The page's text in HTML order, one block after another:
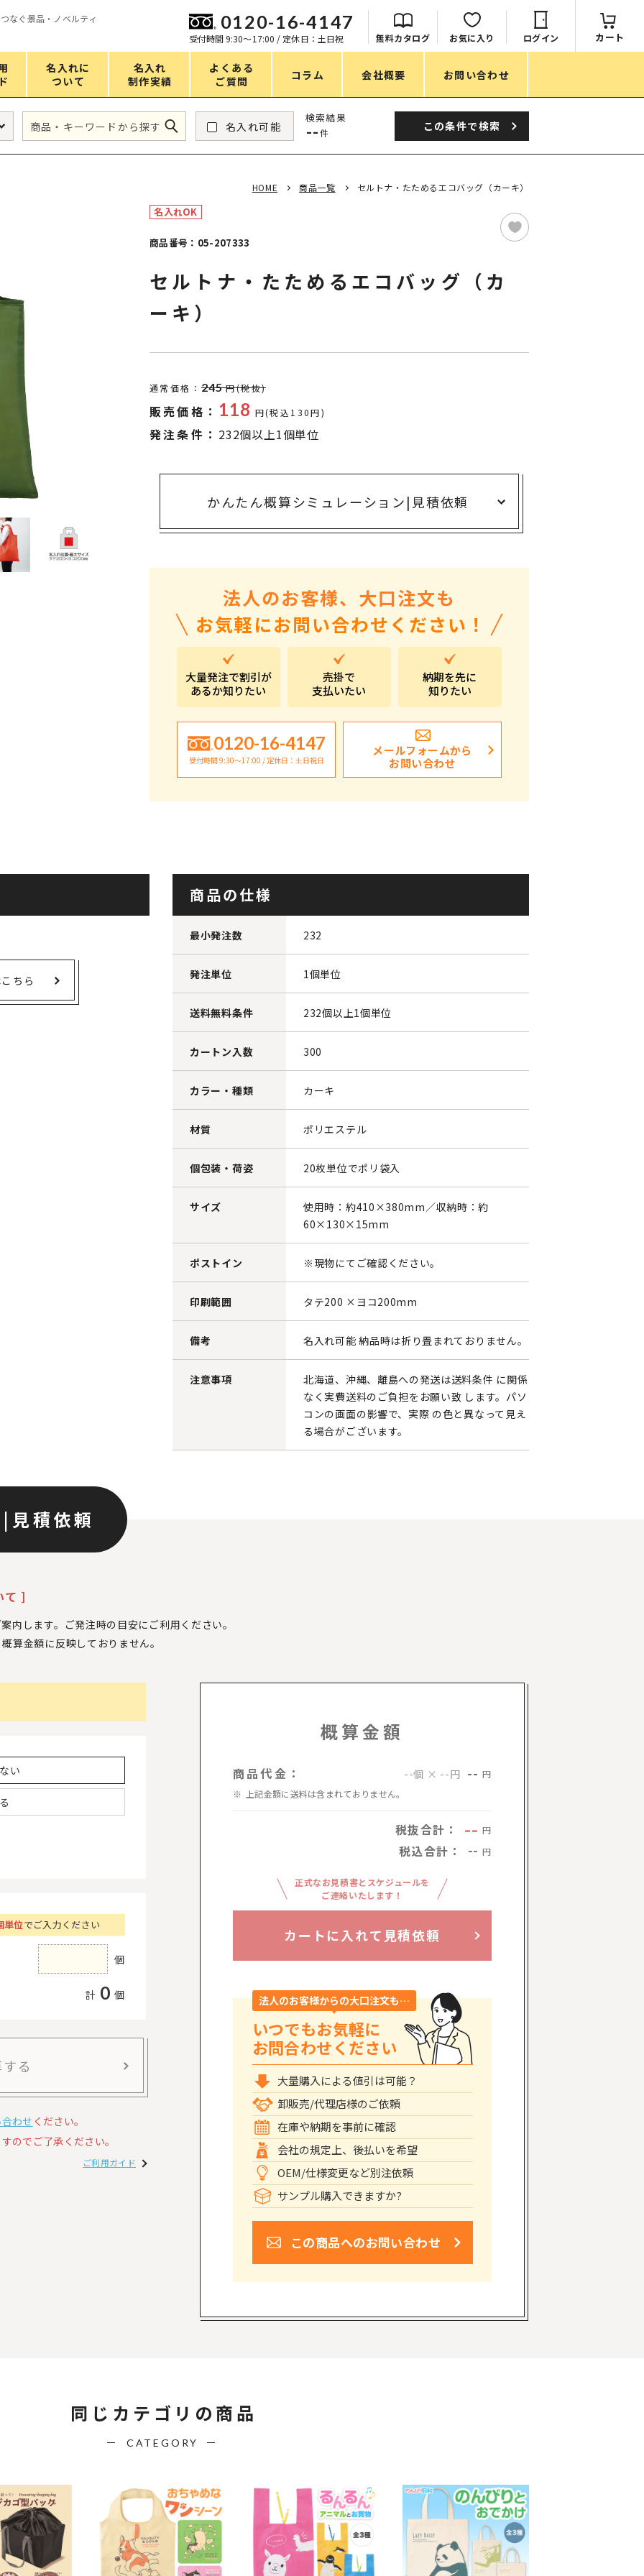
なぐ景品・ノベルティ
0120-16-4147
受付時間 9:30〜17:00 / 定休日：土日祝 無料カタログ お気に入り ログイン カート
名入れに
ついて
名入れ
制作実績
よくある
ご質問
コラム 会社概要 お問い合わせ
食品・スイーツ
UVケア
バッグ&ポーチ
キャラクター雑貨
すべてのカテゴリ
価格
151～200円
201～250円
251～300円
501～1,000円
2,000～3,000円
3,000～5,000円
目的・シーン
アニマルグッズ
設立・周年・創業記念
インバウンド･外国人観光客向け特集
入学・卒業記念品
ばらまき、ショップイベント向け粗品・ノベ
名入れ可能
検索結果
-- 件 この条件で検索
HOME 商品一覧 セルトナ・たためるエコバッグ（カーキ）
名入れOK
商品番号：05-207333
セルトナ・たためるエコバッグ（カ
ーキ）
通常価格： 245 円(税抜)
販売価格： 118 円(税込130円)
発注条件： 232個以上1個単位
かんたん概算シミュレーション| 見積依頼
法人のお客様、大口注文も
お気軽にお問い合わせください！
大量発注で割引が
あるか知りたい
売掛で
支払いたい
納期を先に
知りたい
0120-16-4147
受付時間 9:30〜17:00 / 定休日：土日祝日
メールフォームから
お問い合わせ
ちら
商品の仕様
最小発注数 232
発注単位 1個単位
送料無料条件 232個以上1個単位
カートン入数 300
カラー・種類 カーキ
材質 ポリエステル
個包装・荷姿 20枚単位でポリ袋入
サイズ
使用時：約410×380mm／収納時：約
60×130×15mm
ポストイン ※現物にてご確認ください。
印刷範囲 タテ200 ×ヨコ200mm
備考 名入れ可能 納品時は折り畳まれておりません。
注意事項
北海道、沖縄、離島への発送は送料条件 に関係
なく実費送料のご負担をお願い致 します。パソ
コンの画面の影響で、実際 の色と異なって見え
る場合がございます。
| 見積依頼
て ]
内します。ご発注時の目安にご利用ください。
概算金額に反映しておりません。
い
単位でご入力ください
個
計 0 個
る
わせ ください。
のでご了承ください。
ご利用ガイド
概算金額
商品代金： --個 × --円 -- 円
上記金額に送料は含まれておりません。
税抜合計： -- 円
税込合計： -- 円
正式なお見積書とスケジュールを
ご連絡いたします！
カートに入れて見積依頼
法人のお客様からの大口注文も…
いつでもお気軽に
お問合わせください
大量購入による値引は可能？
卸販売/代理店様のご依頼
在庫や納期を事前に確認
会社の規定上、後払いを希望
OEM/仕様変更など別注依頼
サンプル購入できますか?
この商品へのお問い合わせ
同じカテゴリの商品
CATEGORY